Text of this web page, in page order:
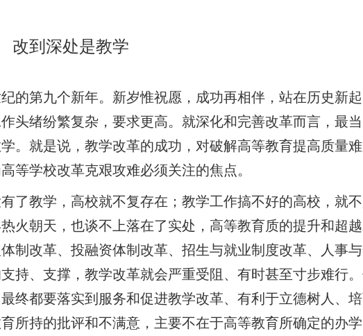
改到深处是教学
的第九个新年。新岁惟祝愿，成功再相伴，站在历史新
头绪纷繁复杂，要求更高。就深化和完善改革而言，最
。就是说，教学改革的成功，对破解高等教育提高质量
等学校改革克艰攻难必须关注的焦点。
了教学，高校就不复存在；教学工作搞不好的高校，就
火朝天，也谈不上落在了实处，高等教育质的提升和超
制改革、投融资体制改革、招生与就业制度改革、人事
持、支撑，教学改革就会严重受阻、有时甚至寸步难行
终都要落实到服务和促进教学改革、有利于立德树人、
所持的批评和不满意，主要不在于高等教育所确定的办